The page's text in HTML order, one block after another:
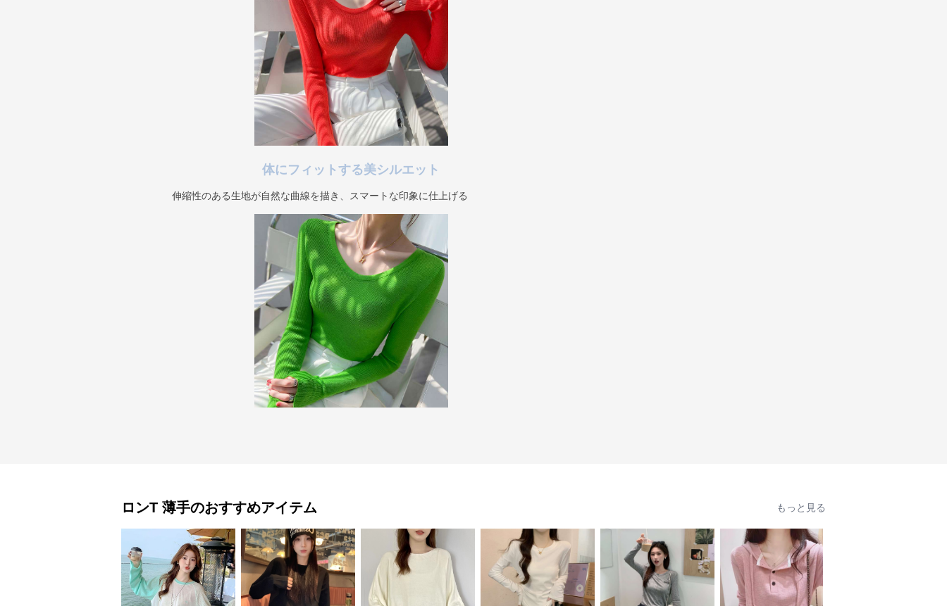
体にフィットする美シルエット
伸縮性のある生地が自然な曲線を描き、スマートな印象に仕上げる
ロンT 薄手のおすすめアイテム もっと見る